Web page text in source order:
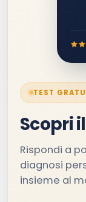
TEST
Scopri
Rispondi a
diagnosi
insieme al